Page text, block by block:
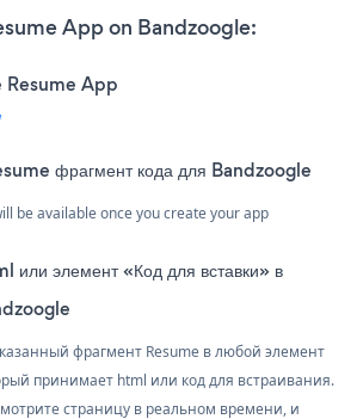
App on Bandzoogle:
Resume App
фрагмент кода для Bandzoogle
be available once you create your app
или элемент «Код для вставки» в
фрагмент Resume в любой элемент
принимает html или код для встраивания.
страницу в реальном времени, и